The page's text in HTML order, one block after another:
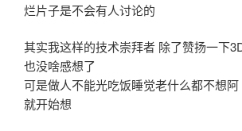
烂片子是不会有人讨论的
其实我这样的技术崇拜者 除了赞扬一下
也没啥感想了
可是做人不能光吃饭睡觉老什么都不想
就开始想